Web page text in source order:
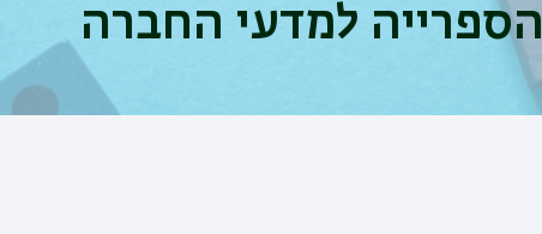
הספרייה למדעי החברה